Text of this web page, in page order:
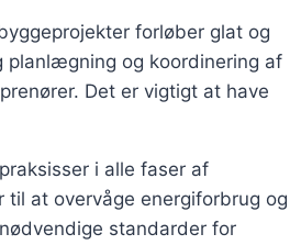
forløber glat og
og koordinering af
Det er vigtigt at have
i alle faser af
at overvåge energiforbrug og
standarder for